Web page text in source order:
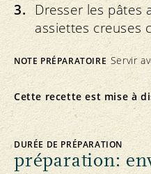
Dresser les pâtes
assiettes creuses
NOTE PRÉPARATOIRE Servir
Cette recette est mise à
DURÉE DE PRÉPARATION
préparation: